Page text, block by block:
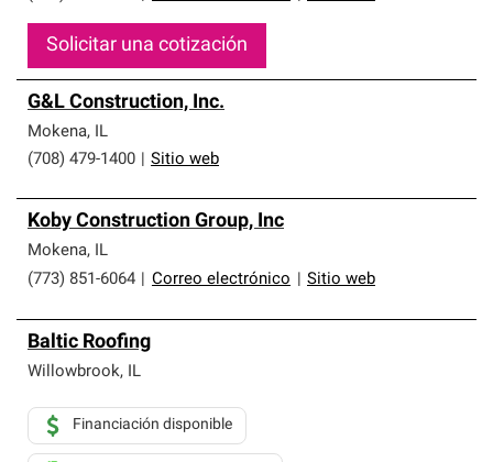
Solicitar una cotización
G&L Construction, Inc.
Mokena, IL
(708) 479-1400
Sitio web
Koby Construction Group, Inc
Mokena, IL
(773) 851-6064
Correo electrónico Sitio web
Baltic Roofing
Willowbrook, IL
Financiación disponible